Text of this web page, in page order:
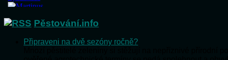
Pěstování.info
Připraveni na dvě sezóny ročně?